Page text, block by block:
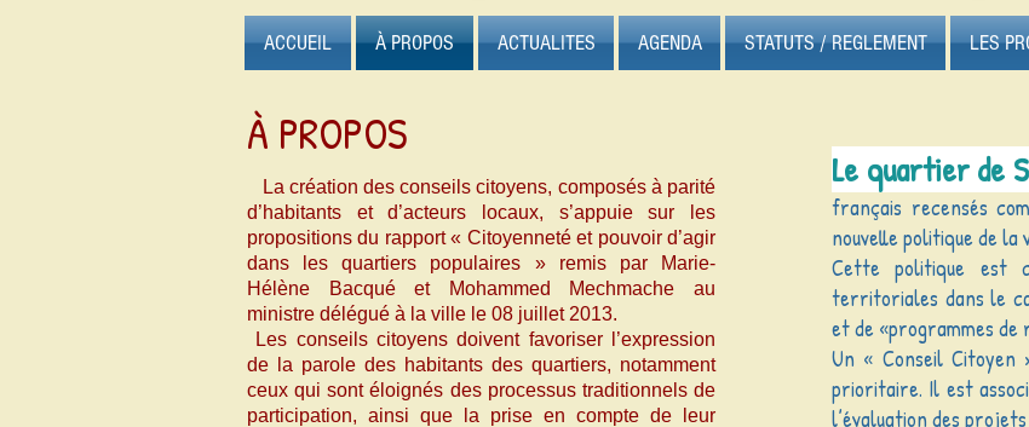
ACCUEIL À PROPOS ACTUALITES AGENDA STATUTS / REGLEMENT LES
À PROPOS
La création des conseils citoyens, composés à parité
d’habitants et d’acteurs locaux, s’appuie sur les
propositions du rapport « Citoyenneté et pouvoir d’agir
dans les quartiers populaires » remis par Marie-
Hélène Bacqué et Mohammed Mechmache au
ministre délégué à la ville le 08 juillet 2013.
Les conseils citoyens doivent favoriser l’expression
de la parole des habitants des quartiers, notamment
ceux qui sont éloignés des processus traditionnels de
participation, ainsi que la prise en compte de leur
Le quartier de
français recensés
nouvelle politique de la
Cette politique est
territoriales dans le
et de «programmes de
Un « Conseil
prioritaire. Il est
l’évaluation des